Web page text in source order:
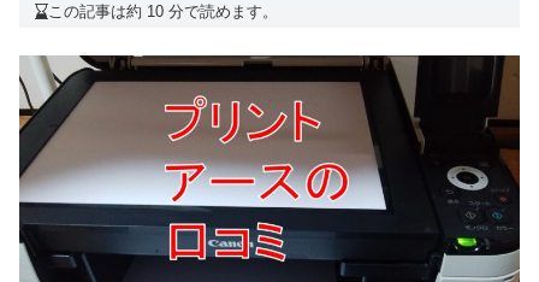
この記事は約 10 分で読めます。